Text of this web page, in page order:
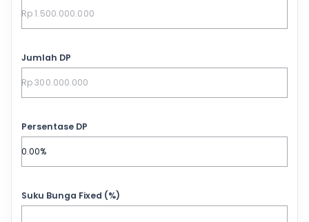
Jumlah DP
Persentase DP
Suku Bunga Fixed (%)